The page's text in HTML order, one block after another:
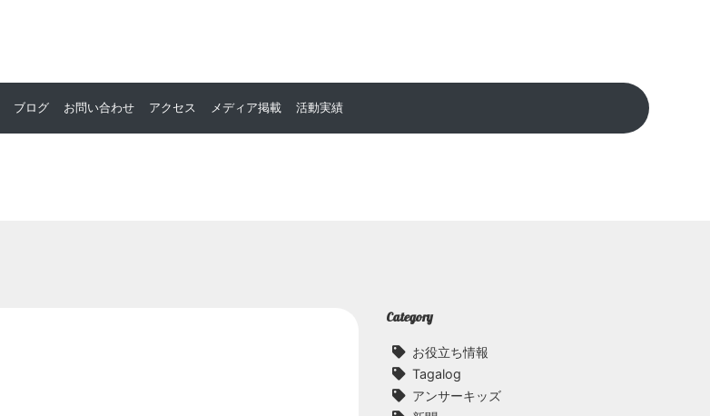
ブログ お問い合わせ アクセス メディア掲載 活動実績
Category
お役立ち情報
Tagalog
アンサーキッズ